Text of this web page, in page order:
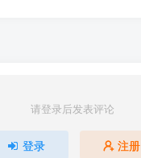
请登录后发表评论
登录 注册